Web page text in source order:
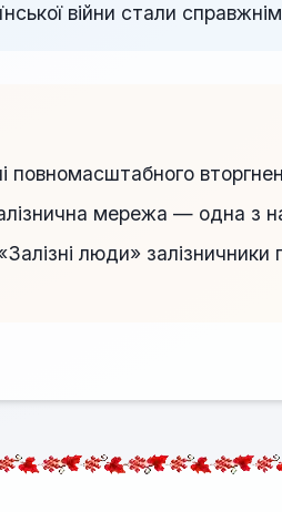
війни стали
повномасштабного
мережа — одна з
люди»